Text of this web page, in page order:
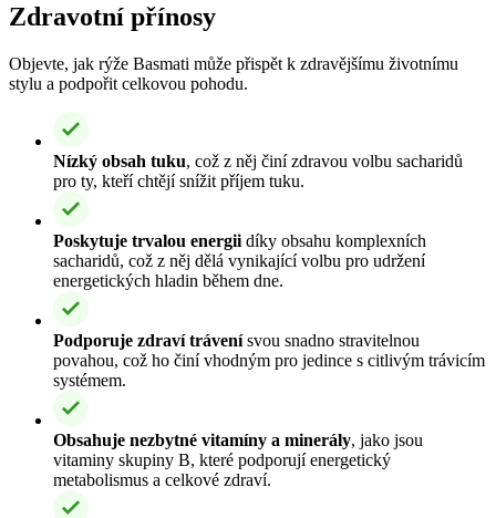
Zdravotní přínosy
Objevte, jak rýže Basmati může přispět k zdravějšímu životnímu
stylu a podpořit celkovou pohodu.
Nízký obsah tuku, což z něj činí zdravou volbu sacharidů
pro ty, kteří chtějí snížit příjem tuku.
Poskytuje trvalou energii díky obsahu komplexních
sacharidů, což z něj dělá vynikající volbu pro udržení
energetických hladin během dne.
Podporuje zdraví trávenísvou snadno stravitelnou
povahou, což ho činí vhodným pro jedince s citlivým trávicím
systémem.
Obsahuje nezbytné vitamíny a minerály, jako jsou
vitaminy skupiny B, které podporují energetický
metabolismus a celkové zdraví.